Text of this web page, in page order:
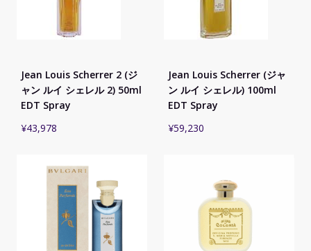
Jean Louis Scherrer 2 (ジ
ャン ルイ シェレル 2) 50ml
EDT Spray
¥43,978
Jean Louis Scherrer (ジャ
ン ルイ シェレル) 100ml
EDT Spray
¥59,230